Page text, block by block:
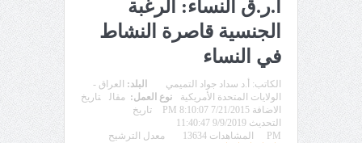
أ.ر.ق النساء: الرغبة
الجنسية قاصرة النشاط
في النساء
الكاتب: أ.د سداد جواد التميمي البلد: العراق -
الولايات المتحدة الأمريكية
نوع العمل: مقال
تاريخ
الاضافة 7/21/2015 8:10:07 PM
تاريخ
التحديث 9/9/2019 11:40:47
PM
المشاهدات 13634 معدل الترشيح